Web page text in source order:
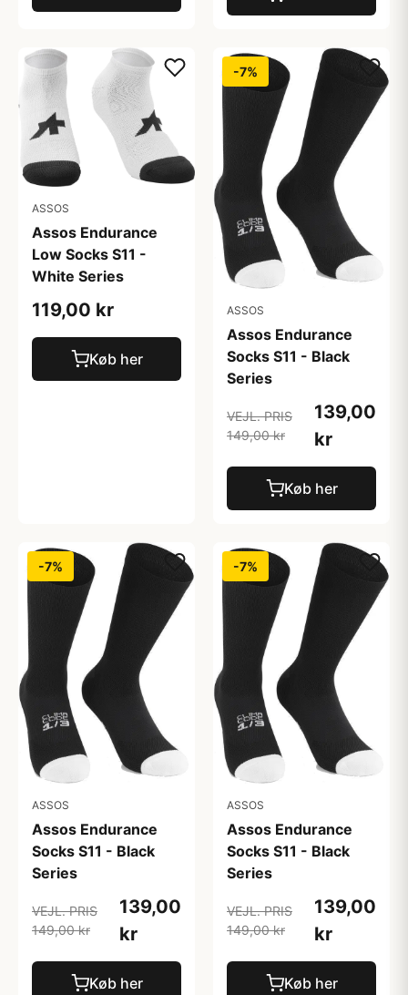
ASSOS
Assos Endurance
Low Socks S11 -
White Series
119,00 kr
Køb her
-7%
ASSOS
Assos Endurance
Socks S11 - Black
Series
VEJL. PRIS
149,00 kr
139,00
kr
Køb her
-7%
ASSOS
Assos Endurance
Socks S11 - Black
Series
VEJL. PRIS
149,00 kr
139,00
kr
Køb her
-7%
ASSOS
Assos Endurance
Socks S11 - Black
Series
VEJL. PRIS
149,00 kr
139,00
kr
Køb her